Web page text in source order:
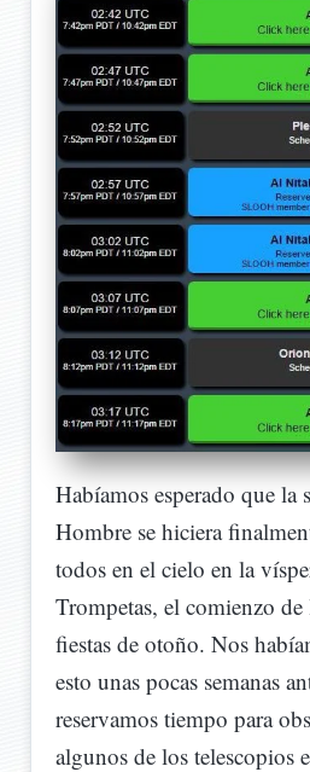
Habíamos esperado que la
Hombre se hiciera
todos en el cielo en la
Trompetas, el comienzo de
fiestas de otoño. Nos
esto unas pocas semanas
reservamos tiempo para
algunos de los telescopios